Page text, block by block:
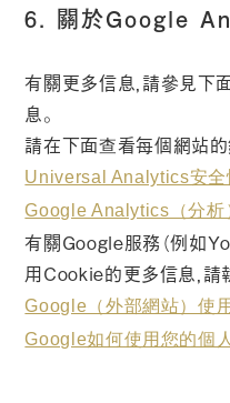
6. 關於Google
有關更多信息，請參見
息。
請在下面查看每個網站的
Universal Analytics安全
Google Analytics（分析
有關Google服務（例如
用Cookie的更多信息，請
Google（外部網站）使
Google如何使用您的個